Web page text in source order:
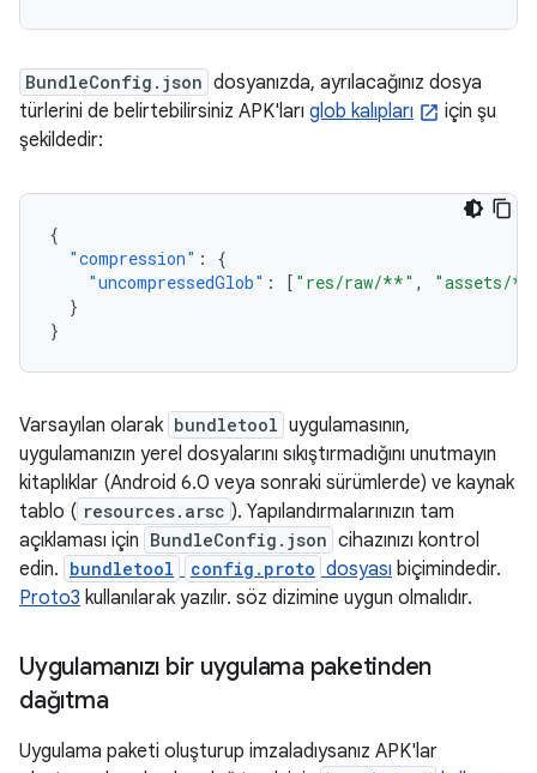
BundleConfig.json dosyanızda, ayrılacağınız dosya
türlerini de belirtebilirsiniz APK'ları glob kalıpları
için şu
şekildedir:
{
"compression" :
{
"uncompressedGlob" : [ "res/raw/**" ,
"assets/
}
}
Varsayılan olarak bundletool uygulamasının,
uygulamanızın yerel dosyalarını sıkıştırmadığını unutmayın
kitaplıklar (Android 6.0 veya sonraki sürümlerde) ve kaynak
tablo ( resources.arsc ). Yapılandırmalarınızın tam
açıklaması için BundleConfig.json cihazınızı kontrol
edin. bundletool config.proto dosyası biçimindedir.
Proto3 kullanılarak yazılır. söz dizimine uygun olmalıdır.
Uygulamanızı bir uygulama paketinden
dağıtma
Uygulama paketi oluşturup imzaladıysanız APK'lar